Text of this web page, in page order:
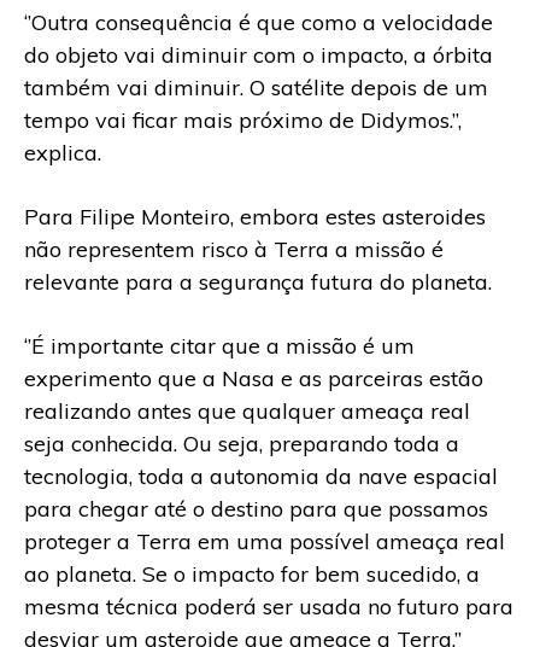
‘’Outra consequência é que como a velocidade
do objeto vai diminuir com o impacto, a órbita
também vai diminuir. O satélite depois de um
tempo vai ficar mais próximo de Didymos.’’,
explica.
Para Filipe Monteiro, embora estes asteroides
não representem risco à Terra a missão é
relevante para a segurança futura do planeta.
‘’É importante citar que a missão é um
experimento que a Nasa e as parceiras estão
realizando antes que qualquer ameaça real
seja conhecida. Ou seja, preparando toda a
tecnologia, toda a autonomia da nave espacial
para chegar até o destino para que possamos
proteger a Terra em uma possível ameaça real
ao planeta. Se o impacto for bem sucedido, a
mesma técnica poderá ser usada no futuro para
desviar um asteroide que ameace a Terra.’’